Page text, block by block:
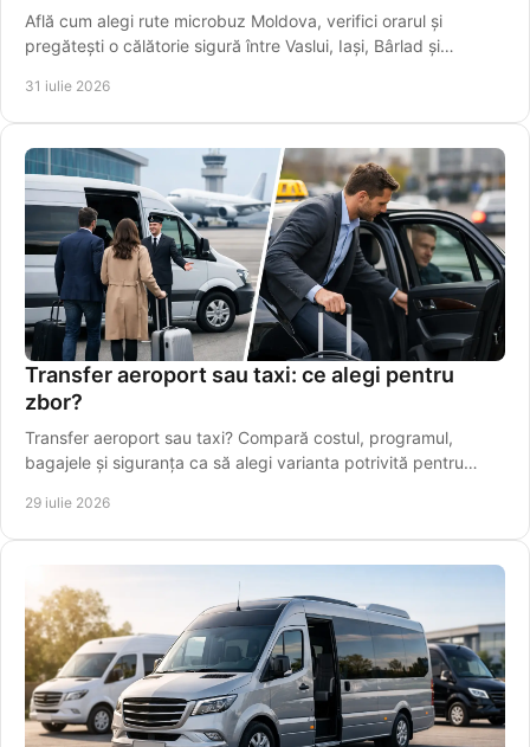
Află cum alegi rute microbuz Moldova, verifici orarul și
pregătești o călătorie sigură între Vaslui, Iași, Bârlad și
31 iulie 2026
Transfer aeroport sau taxi: ce alegi pentru
zbor?
Transfer aeroport sau taxi? Compară costul, programul,
bagajele și siguranța ca să alegi varianta potrivită pentru
29 iulie 2026